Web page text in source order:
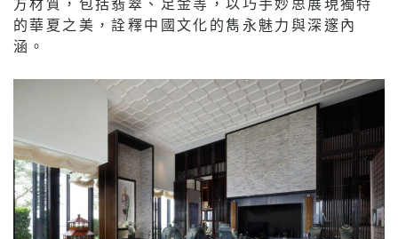
的華夏之美，詮釋中國文化的雋永魅力與深邃內
涵。